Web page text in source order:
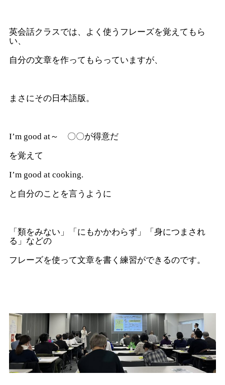
英会話クラスでは、よく使うフレーズを覚えてもら
い、
自分の文章を作ってもらっていますが、
まさにその日本語版。
I’m good at～ 〇〇が得意だ
を覚えて
I’m good at cooking.
と自分のことを言うように
「類をみない」「にもかかわらず」「身につまされ
る」などの
フレーズを使って文章を書く練習ができるのです。